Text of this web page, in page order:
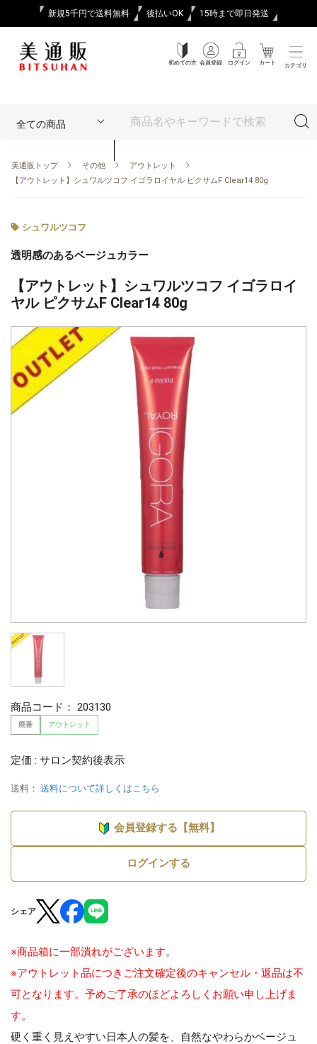
新規5千円で送料無料 後払いOK 15時まで即日発送
初めての方 会員登録 ログイン カート カテゴリ
美通販トップ その他
アウトレット
【アウトレット】シュワルツコフ イゴラロイヤル ピクサムF Clear14 80g
シュワルツコフ
透明感のあるベージュカラー
【アウトレット】シュワルツコフ イゴラロイ
ヤル ピクサムF Clear14 80g
商品コード： 203130
廃番 アウトレット
定価 : サロン契約後表示
送料： 送料について詳しくはこちら
会員登録する【無料】
ログインする
シェア
※商品箱に一部潰れがございます。
※アウトレット品につきご注文確定後のキャンセル・返品は不
可となります。予めご了承のほどよろしくお願い申し上げま
す。
硬く重く見えやすい日本人の髪を、自然なやわらかベージュ